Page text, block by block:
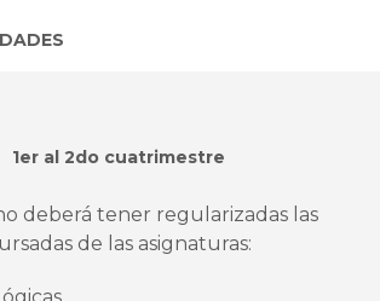
1er al 2do cuatrimestre
deberá tener regularizadas las
de las asignaturas: